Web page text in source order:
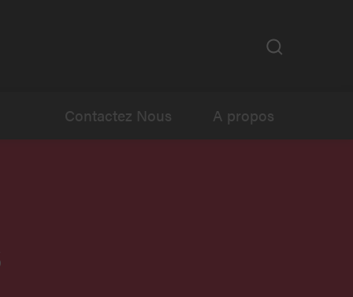
Contactez Nous A propos